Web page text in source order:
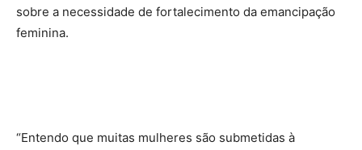
sobre a necessidade de fortalecimento da emancipação
feminina.
“Entendo que muitas mulheres são submetidas à